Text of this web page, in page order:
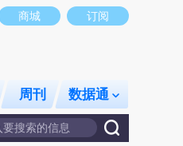
代表财新观点和立场。推荐点击链接阅
商城 订阅
周刊 数据通